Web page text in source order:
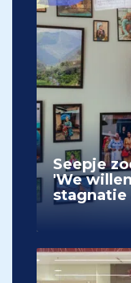
Seepje
'We
stagnatie